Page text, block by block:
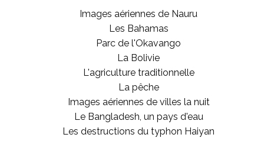
Images aériennes de Nauru
Les Bahamas
Parc de l'Okavango
La Bolivie
L'agriculture traditionnelle
La pêche
Images aériennes de villes la nuit
Le Bangladesh, un pays d'eau
Les destructions du typhon Haiyan